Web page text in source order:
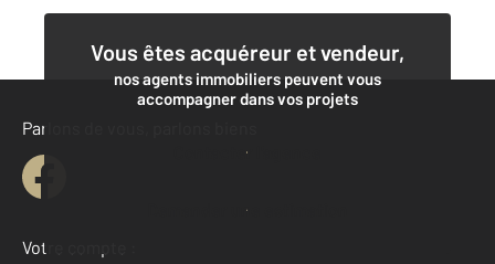
Vous êtes acquéreur et vendeur,
nos agents immobiliers peuvent vous
accompagner dans vos projets
Contacter l'agence
Demander une estimation
Parlons de vous, parlons biens
Votre compte :